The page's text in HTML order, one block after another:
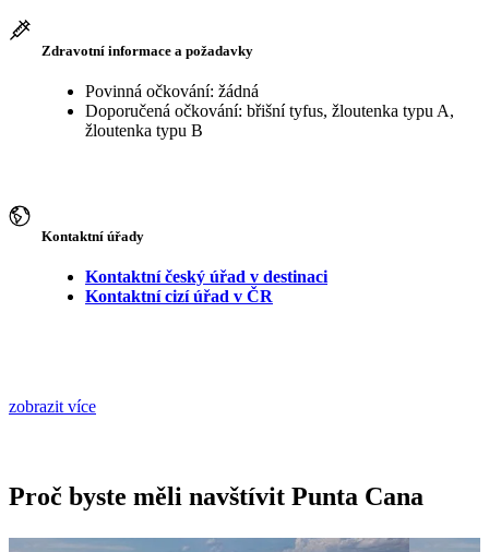
Zdravotní informace a požadavky
Povinná očkování: žádná
Doporučená očkování: břišní tyfus, žloutenka typu A,
žloutenka typu B
Kontaktní úřady
Kontaktní český úřad v destinaci
Kontaktní cizí úřad v ČR
zobrazit více
Proč byste měli navštívit Punta Cana